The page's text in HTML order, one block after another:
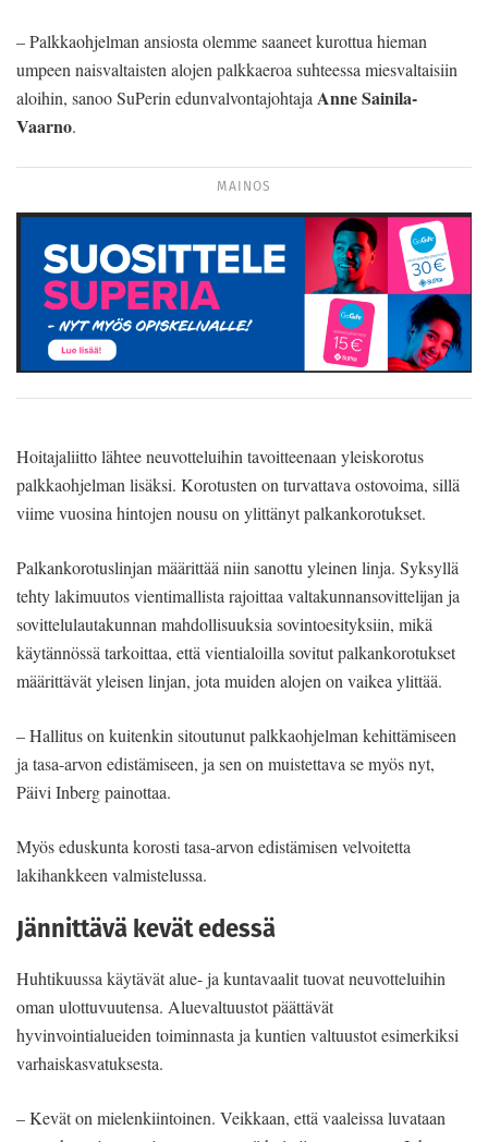
– Palkkaohjelman ansiosta olemme saaneet kurottua hieman
umpeen naisvaltaisten alojen palkkaeroa suhteessa miesvaltaisiin
aloihin, sanoo SuPerin edunvalvontajohtaja Anne Sainila-
Vaarno.
MAINOS
Hoitajaliitto lähtee neuvotteluihin tavoitteenaan yleiskorotus
palkkaohjelman lisäksi. Korotusten on turvattava ostovoima, sillä
viime vuosina hintojen nousu on ylittänyt palkankorotukset.
Palkankorotuslinjan määrittää niin sanottu yleinen linja. Syksyllä
tehty lakimuutos vientimallista rajoittaa valtakunnansovittelijan ja
sovittelulautakunnan mahdollisuuksia sovintoesityksiin, mikä
käytännössä tarkoittaa, että vientialoilla sovitut palkankorotukset
määrittävät yleisen linjan, jota muiden alojen on vaikea ylittää.
– Hallitus on kuitenkin sitoutunut palkkaohjelman kehittämiseen
ja tasa-arvon edistämiseen, ja sen on muistettava se myös nyt,
Päivi Inberg painottaa.
Myös eduskunta korosti tasa-arvon edistämisen velvoitetta
lakihankkeen valmistelussa.
Jännittävä kevät edessä
Huhtikuussa käytävät alue- ja kuntavaalit tuovat neuvotteluihin
oman ulottuvuutensa. Aluevaltuustot päättävät
hyvinvointialueiden toiminnasta ja kuntien valtuustot esimerkiksi
varhaiskasvatuksesta.
– Kevät on mielenkiintoinen. Veikkaan, että vaaleissa luvataan